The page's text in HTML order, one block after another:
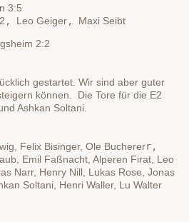
3:5
, Leo Geiger, Maxi Seibt
2:2
gestartet. Wir sind aber guter
können.
Die Tore für die E2
Ashkan Soltani.
Felix Bisinger, Ole Bucherer
Emil Faßnacht, Alperen Firat, Leo
Narr, Henry Nill, Lukas Rose, Jonas
Soltani, Henri Waller, Lu Walter